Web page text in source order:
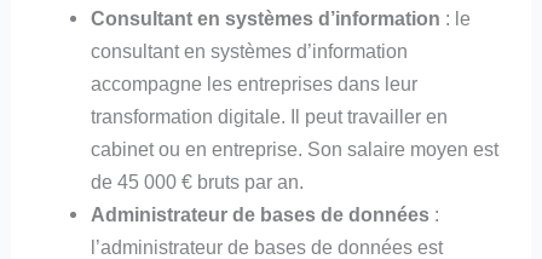
Consultant en systèmes d’information : le
consultant en systèmes d’information
accompagne les entreprises dans leur
transformation digitale. Il peut travailler en
cabinet ou en entreprise. Son salaire moyen est
de 45 000 € bruts par an.
Administrateur de bases de données:
l’administrateur de bases de données est